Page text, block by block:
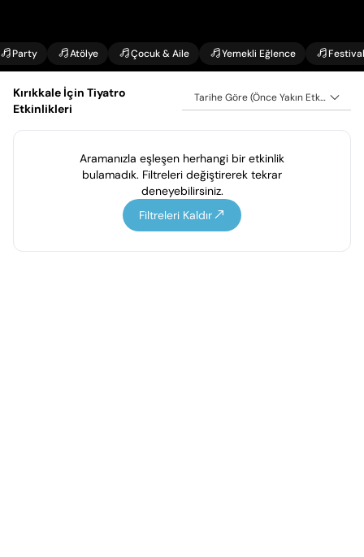
Party Atölye Çocuk & Aile Yemekli Eğlence Festival
Kırıkkale İçin Tiyatro
Etkinlikleri
Tarihe Göre (Önce Yakın Etkinlikler)
Aramanızla eşleşen herhangi bir etkinlik
bulamadık. Filtreleri değiştirerek tekrar
deneyebilirsiniz.
Filtreleri Kaldır